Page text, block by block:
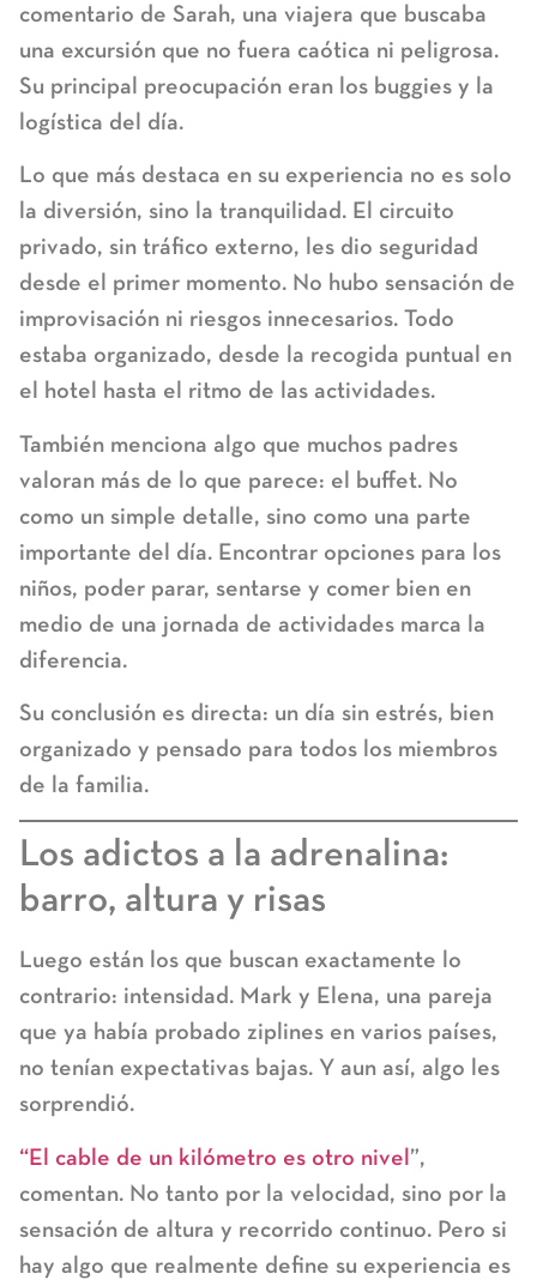
comentario de Sarah, una viajera que buscaba
una excursión que no fuera caótica ni peligrosa.
Su principal preocupación eran los buggies y la
logística del día.
Lo que más destaca en su experiencia no es solo
la diversión, sino la tranquilidad. El circuito
privado, sin tráfico externo, les dio seguridad
desde el primer momento. No hubo sensación de
improvisación ni riesgos innecesarios. Todo
estaba organizado, desde la recogida puntual en
el hotel hasta el ritmo de las actividades.
También menciona algo que muchos padres
valoran más de lo que parece: el buffet. No
como un simple detalle, sino como una parte
importante del día. Encontrar opciones para los
niños, poder parar, sentarse y comer bien en
medio de una jornada de actividades marca la
diferencia.
Su conclusión es directa: un día sin estrés, bien
organizado y pensado para todos los miembros
de la familia.
Los adictos a la adrenalina:
barro, altura y risas
Luego están los que buscan exactamente lo
contrario: intensidad. Mark y Elena, una pareja
que ya había probado ziplines en varios países,
no tenían expectativas bajas. Y aun así, algo les
sorprendió.
“El cable de un kilómetro es otro nivel ”,
comentan. No tanto por la velocidad, sino por la
sensación de altura y recorrido continuo. Pero si
hay algo que realmente define su experiencia es